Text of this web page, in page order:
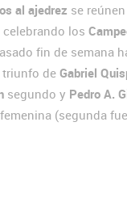
al ajedrez se
los
fin de semana
triunfo de Gabriel
segundo y Pedro A.
(segunda fue